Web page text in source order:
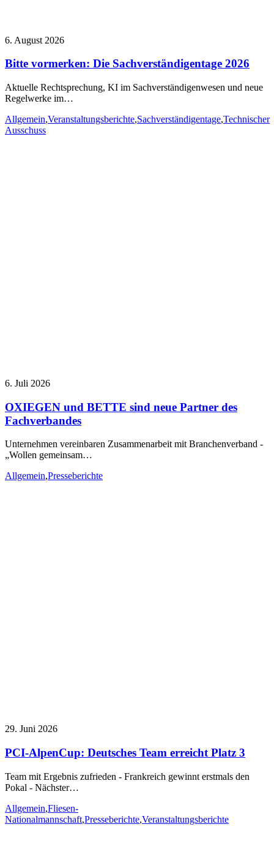
6. August 2026
Bitte vormerken: Die Sachverständigentage 2026
Aktuelle Rechtsprechung, KI im Sachverständigenwesen und neue
Regelwerke im…
Allgemein,Veranstaltungsberichte,Sachverständigentage,Technischer
Ausschuss
6. Juli 2026
OXIEGEN und BETTE sind neue Partner des
Fachverbandes
Unternehmen vereinbaren Zusammenarbeit mit Branchenverband -
„Wollen gemeinsam…
Allgemein,Presseberichte
29. Juni 2026
PCI-AlpenCup: Deutsches Team erreicht Platz 3
Team mit Ergebnis zufrieden - Frankreich gewinnt erstmals den
Pokal - Nächster…
Allgemein,Fliesen-
Nationalmannschaft,Presseberichte,Veranstaltungsberichte